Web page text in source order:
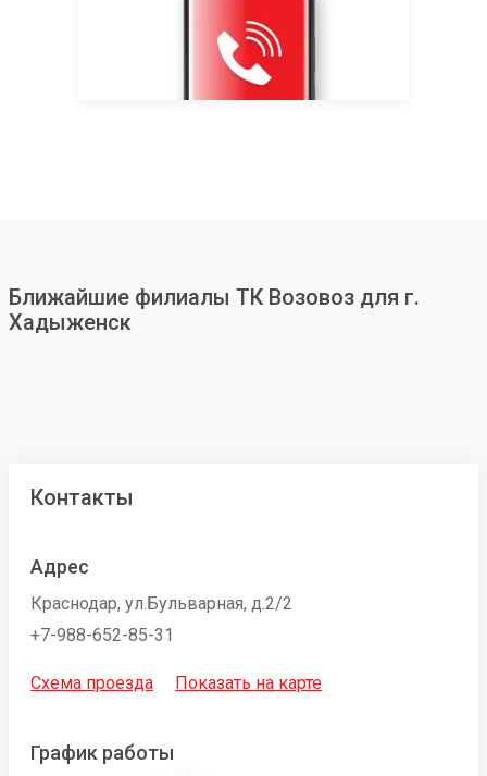
Ближайшие филиалы ТК Возовоз для г.
Хадыженск
Контакты
Адрес
Краснодар, ул.Бульварная, д.2/2
+7-988-652-85-31
Схема проезда Показать на карте
График работы